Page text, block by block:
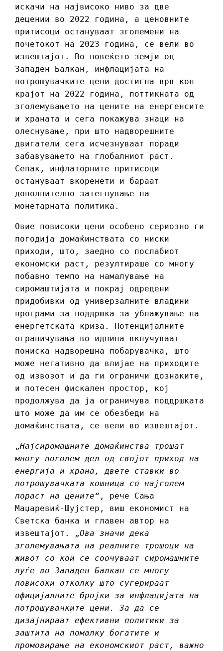
искачи на највисоко ниво за две
децении во 2022 година, а ценовните
притисоци остануваат зголемени на
почетокот на 2023 година, се вели во
извештајот. Во повеќето земји од
Западен Балкан, инфлацијата на
потрошувачките цени достигна врв кон
крајот на 2022 година, поттикната од
зголемувањето на цените на енергенсите
и храната и сега покажува знаци на
олеснување, при што надворешните
двигатели сега исчезнуваат поради
забавувањето на глобалниот раст.
Сепак, инфлаторните притисоци
остануваат вкоренети и бараат
дополнително затегнување на
монетарната политика.
Овие повисоки цени особено сериозно ги
погодија домаќинствата со ниски
приходи, што, заедно со послабиот
економски раст, резултираше со многу
побавно темпо на намалување на
сиромаштијата и покрај одредени
придобивки од универзалните владини
програми за поддршка за ублажување на
енергетската криза. Потенцијалните
ограничувања во иднина вклучуваат
пониска надворешна побарувачка, што
може негативно да влијае на приходите
од извозот и да ги ограничи дознаките,
и потесен фискален простор, кој
продолжува да ја ограничува поддршката
што може да им се обезбеди на
домаќинствата, се вели во извештајот.
„Најсиромашните домаќинства трошат
многу поголем дел од својот приход на
енергија и храна, двете ставки во
потрошувачката кошница со најголем
пораст на цените“ , рече Сања
Маџаревиќ-Шујстер, виш економист на
Светска банка и главен автор на
извештајот. „Ова значи дека
зголемувањата на реалните трошоци на
живот со кои се соочуваат сиромашните
луѓе во Западен Балкан се многу
повисоки отколку што сугерираат
официјалните бројки за инфлацијата на
потрошувачките цени. За да се
дизајнираат ефективни политики за
заштита на помалку богатите и
промовирање на економскиот раст, важно